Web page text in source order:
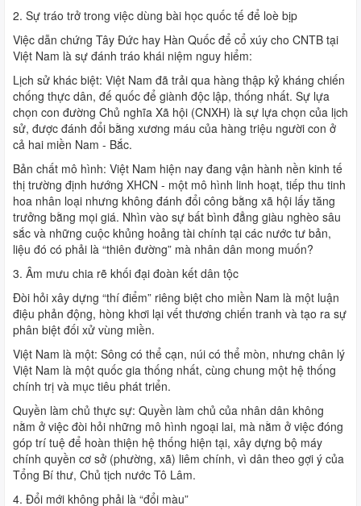
2. Sự tráo trở trong việc dùng bài học quốc tế để loè bịp
Việc dẫn chứng Tây Đức hay Hàn Quốc để cổ xúy cho CNTB tại
Việt Nam là sự đánh tráo khái niệm nguy hiểm:
Lịch sử khác biệt: Việt Nam đã trải qua hàng thập kỷ kháng chiến
chống thực dân, đế quốc để giành độc lập, thống nhất. Sự lựa
chọn con đường Chủ nghĩa Xã hội (CNXH) là sự lựa chọn của lịch
sử, được đánh đổi bằng xương máu của hàng triệu người con ở
cả hai miền Nam - Bắc.
Bản chất mô hình: Việt Nam hiện nay đang vận hành nền kinh tế
thị trường định hướng XHCN - một mô hình linh hoạt, tiếp thu tinh
hoa nhân loại nhưng không đánh đổi công bằng xã hội lấy tăng
trưởng bằng mọi giá. Nhìn vào sự bất bình đẳng giàu nghèo sâu
sắc và những cuộc khủng hoảng tài chính tại các nước tư bản,
liệu đó có phải là “thiên đường” mà nhân dân mong muốn?
3. Âm mưu chia rẽ khối đại đoàn kết dân tộc
Đòi hỏi xây dựng “thí điểm” riêng biệt cho miền Nam là một luận
điệu phản động, hòng khơi lại vết thương chiến tranh và tạo ra sự
phân biệt đối xử vùng miền.
Việt Nam là một: Sông có thể cạn, núi có thể mòn, nhưng chân lý
Việt Nam là một quốc gia thống nhất, cùng chung một hệ thống
chính trị và mục tiêu phát triển.
Quyền làm chủ thực sự: Quyền làm chủ của nhân dân không
nằm ở việc đòi hỏi những mô hình ngoại lai, mà nằm ở việc đóng
góp trí tuệ để hoàn thiện hệ thống hiện tại, xây dựng bộ máy
chính quyền cơ sở (phường, xã) liêm chính, vì dân theo gợi ý của
Tổng Bí thư, Chủ tịch nước Tô Lâm.
4. Đổi mới không phải là “đổi màu”